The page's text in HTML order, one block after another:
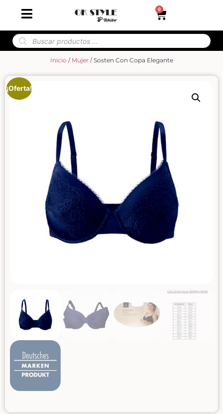
0
Inicio / Mujer/ Sosten Con Copa Elegante
¡Oferta!